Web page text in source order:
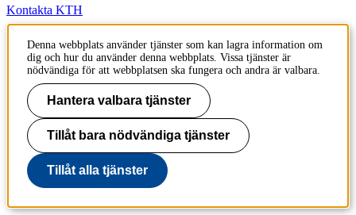
Kontakta KTH
Jobba på KTH
Press och media
Faktura och betalning KTH
Om KTH:s webbplatser
Tillgänglighetsredogörelse
Denna webbplats använder tjänster som kan lagra information om
dig och hur du använder denna webbplats. Vissa tjänster är
nödvändiga för att webbplatsen ska fungera och andra är valbara.
Hantera valbara tjänster
Tillåt bara nödvändiga tjänster
Tillåt alla tjänster